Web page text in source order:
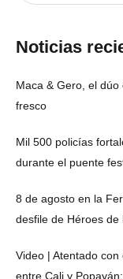
Noticias
Maca & Gero, el
fresco
Mil 500 policías
durante el puente
8 de agosto en la
desfile de Héroes de
Video | Atentado
entre Cali y